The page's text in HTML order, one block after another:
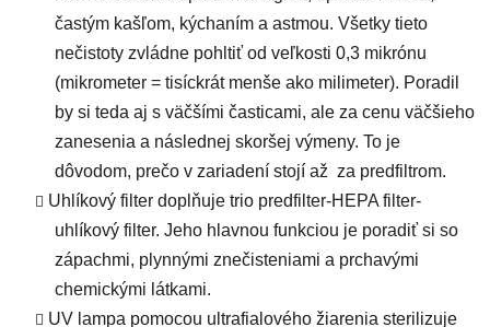
častým kašľom, kýchaním a astmou. Všetky tieto
nečistoty zvládne pohltiť od veľkosti 0,3 mikrónu
(mikrometer = tisíckrát menše ako milimeter). Poradil
by si teda aj s väčšími časticami, ale za cenu väčšieho
zanesenia a následnej skoršej výmeny. To je
dôvodom, prečo v zariadení stojí až za predfiltrom.
Uhlíkový filter doplňuje trio predfilter-HEPA filter-
uhlíkový filter. Jeho hlavnou funkciou je poradiť si so
zápachmi, plynnými znečisteniami a prchavými
chemickými látkami.
UV lampa pomocou ultrafialového žiarenia sterilizuje